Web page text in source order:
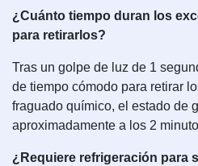
¿Cuánto tiempo duran los
para retirarlos?
Tras un golpe de luz de 1
de tiempo cómodo para retirar
fraguado químico, el estado de
aproximadamente a los 2
¿Requiere refrigeración para